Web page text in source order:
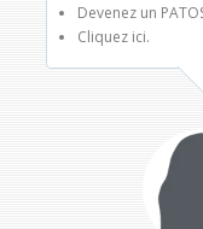
Devenez un
Cliquez ici.